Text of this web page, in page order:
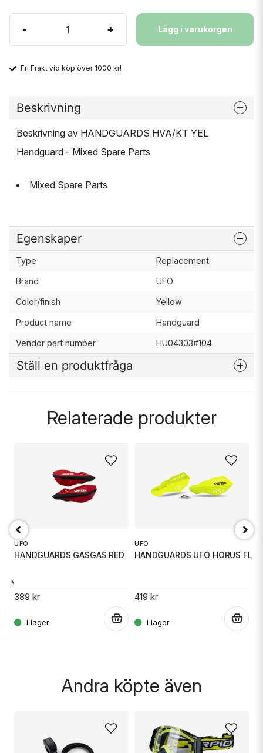
- + Lägg i varukorgen
Fri Frakt vid köp över 1000 kr!
Beskrivning
Beskrivning av HANDGUARDS HVA/KT YEL
Handguard - Mixed Spare Parts
Mixed Spare Parts
Egenskaper
Type Replacement
Brand UFO
Color/finish Yellow
Product name Handguard
Vendor part number HU04303#104
Ställ en produktfråga
Ja, ni får publicera min fråga
Relaterade produkter
YELLOW
UFO
HANDGUARDS GASGAS RED
389 kr
UFO
HANDGUARDS UFO HORUS FL
419 kr
Andra köpte även